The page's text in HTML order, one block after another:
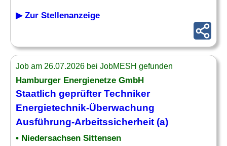
▶ Zur Stellenanzeige
Job am 26.07.2026 bei JobMESH gefunden
Hamburger Energienetze GmbH
Staatlich geprüfter Techniker
Energietechnik-Überwachung
Ausführung-Arbeitssicherheit (a)
• Niedersachsen Sittensen